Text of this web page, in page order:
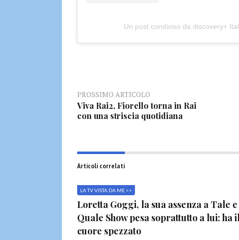
Un post condiviso da discovery+
PROSSIMO ARTICOLO
Viva Rai2, Fiorello torna in Rai
con una striscia quotidiana
Articoli correlati
LA TV VISTA DA ME >>
Loretta Goggi, la sua assenza a Tale e
Quale Show pesa soprattutto a lui: ha
cuore spezzato